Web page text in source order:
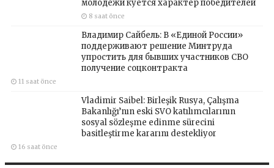
молодёжи куётся характер победителей
8 saat önce
Владимир Сайбель: В «Единой России»
поддерживают решение Минтруда
упростить для бывших участников СВО
получение соцконтракта
11 saat önce
Vladimir Saibel: Birleşik Rusya, Çalışma
Bakanlığı’nın eski SVO katılımcılarının
sosyal sözleşme edinme sürecini
basitleştirme kararını destekliyor
16 saat önce